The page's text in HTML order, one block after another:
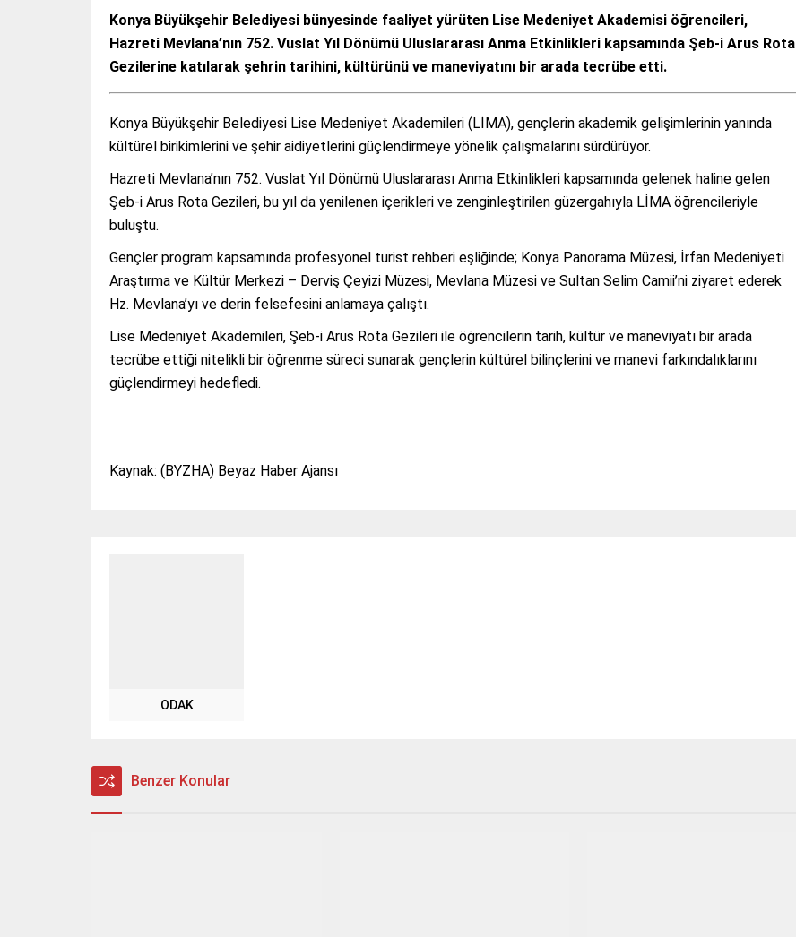
Konya Büyükşehir Belediyesi bünyesinde faaliyet yürüten Lise Medeniyet Akademisi öğrencileri,
Hazreti Mevlana’nın 752. Vuslat Yıl Dönümü Uluslararası Anma Etkinlikleri kapsamında Şeb-i Arus Rota
Gezilerine katılarak şehrin tarihini, kültürünü ve maneviyatını bir arada tecrübe etti.
Konya Büyükşehir Belediyesi Lise Medeniyet Akademileri (LİMA), gençlerin akademik gelişimlerinin yanında
kültürel birikimlerini ve şehir aidiyetlerini güçlendirmeye yönelik çalışmalarını sürdürüyor.
Hazreti Mevlana’nın 752. Vuslat Yıl Dönümü Uluslararası Anma Etkinlikleri kapsamında gelenek haline gelen
Şeb-i Arus Rota Gezileri, bu yıl da yenilenen içerikleri ve zenginleştirilen güzergahıyla LİMA öğrencileriyle
buluştu.
Gençler program kapsamında profesyonel turist rehberi eşliğinde; Konya Panorama Müzesi, İrfan Medeniyeti
Araştırma ve Kültür Merkezi – Derviş Çeyizi Müzesi, Mevlana Müzesi ve Sultan Selim Camii’ni ziyaret ederek
Hz. Mevlana’yı ve derin felsefesini anlamaya çalıştı.
Lise Medeniyet Akademileri, Şeb-i Arus Rota Gezileri ile öğrencilerin tarih, kültür ve maneviyatı bir arada
tecrübe ettiği nitelikli bir öğrenme süreci sunarak gençlerin kültürel bilinçlerini ve manevi farkındalıklarını
güçlendirmeyi hedefledi.
Kaynak: (BYZHA) Beyaz Haber Ajansı
ODAK
Benzer Konular